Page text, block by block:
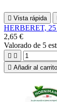
 Vista rápida
HERBERET, 25
2,65 €
Valorado de 5
 
 Añadir al carrito